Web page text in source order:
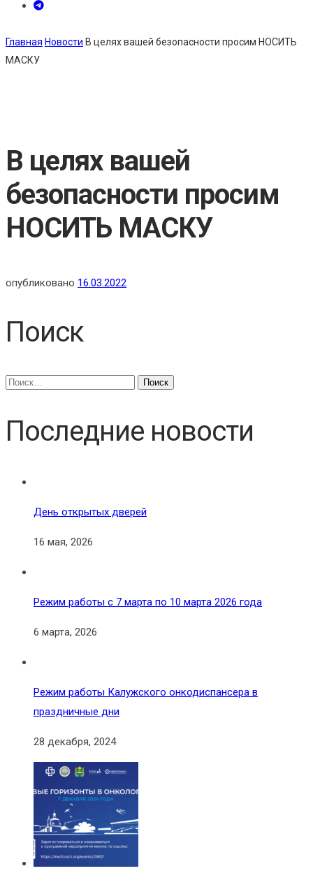
Главная Новости В целях вашей безопасности просим НОСИТЬ
МАСКУ
В целях вашей
безопасности просим
НОСИТЬ МАСКУ
опубликовано 16.03.2022
Поиск
Найти:
Последние новости
День открытых дверей
16 мая, 2026
Режим работы с 7 марта по 10 марта 2026 года
6 марта, 2026
Режим работы Калужского онкодиспансера в
праздничные дни
28 декабря, 2024